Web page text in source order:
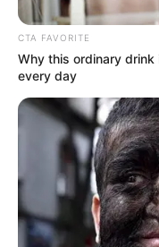
Crédito: Fotografía
compartida por
familiares
CTA FAVORITE
Why this ordinary
every day